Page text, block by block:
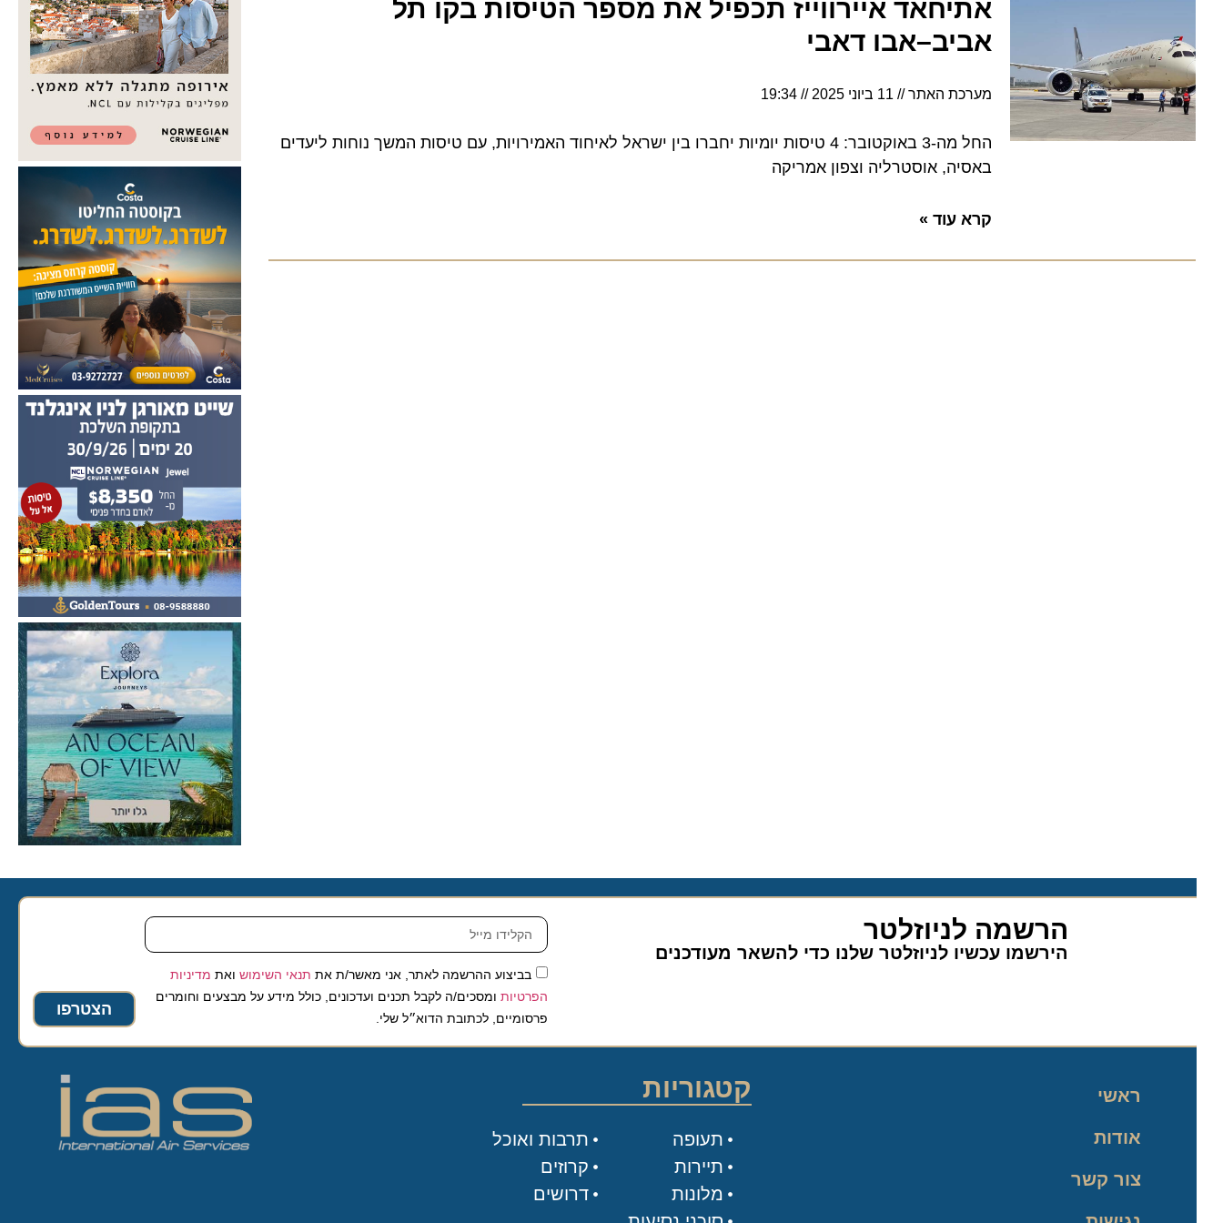
אתיחאד איירווייז תכפיל את מספר הטיסות בקו תל
אביב–אבו דאבי
מערכת האתר 11 ביוני 2025 19:34
החל מה-3 באוקטובר: 4 טיסות יומיות יחברו בין ישראל לאיחוד האמירויות, עם טיסות המשך נוחות ליעדים
באסיה, אוסטרליה וצפון אמריקה
קרא עוד »
הרשמה לניוזלטר
הירשמו עכשיו לניוזלטר שלנו כדי להשאר מעודכנים
בביצוע ההרשמה לאתר, אני מאשר/ת אתתנאי השימושואת מדיניות
הפרטיותומסכים/ה לקבל תכנים ועדכונים, כולל מידע על מבצעים וחומרים
פרסומיים, לכתובת הדוא״ל שלי.
הצטרפו
ראשי
אודות
צור קשר
קטגוריות
תעופה
תיירות
מלונות
תרבות ואוכל
קרוזים
דרושים